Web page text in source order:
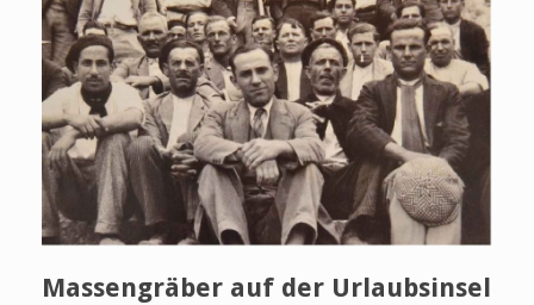
Massengräber auf der Urlaubsinsel